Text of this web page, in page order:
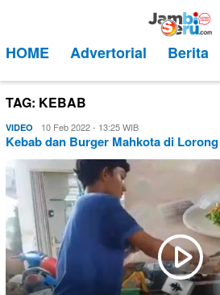
kontenMobile
HOME Advertorial Berita
TAG: KEBAB
VIDEO Eri
Saputra
10 Feb 2022 - 13:25 WIB
Kebab dan Burger Mahkota di